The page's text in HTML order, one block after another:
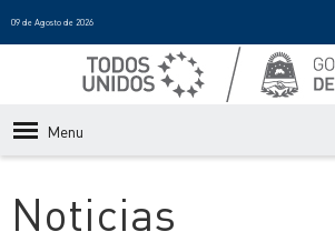
09 de Agosto de 2026
Menu
Noticias